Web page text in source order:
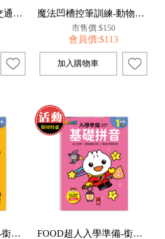
魔法凹槽控筆訓練-交通工具 魔法凹槽控筆訓練-動物植物
市售價:$150
會員價:$113
FOOD超人入學準備-銜接國小新生活:英語單字 FOOD超人入學準備-銜接國小新生活:基礎拼音